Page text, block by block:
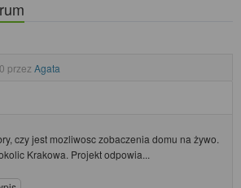
przez Agata
czy jest mozliwosc zobaczenia domu na żywo.
Krakowa. Projekt odpowia...